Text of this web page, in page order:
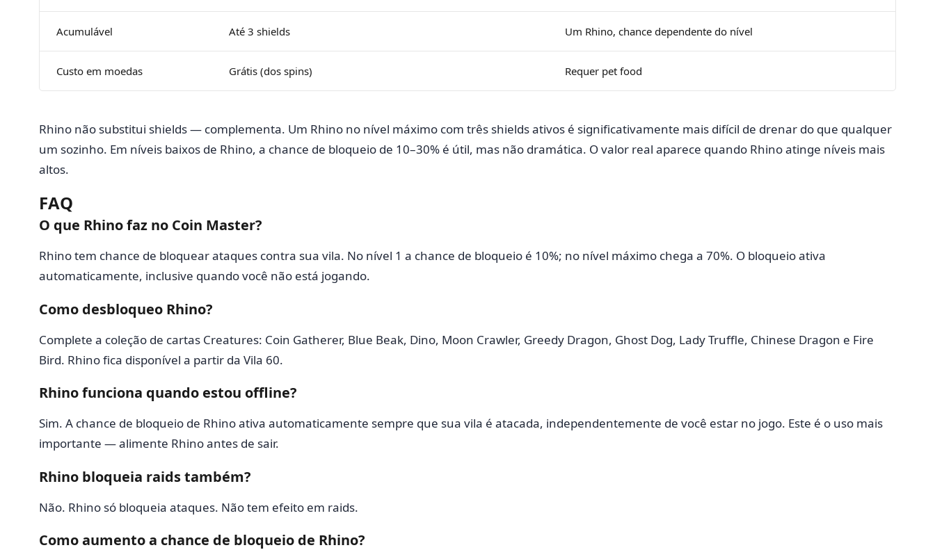
Acumulável Até 3 shields Um Rhino, chance dependente do nível
Custo em moedas Grátis (dos spins) Requer pet food
Rhino não substitui shields — complementa. Um Rhino no nível máximo com três shields ativos é significativamente mais difícil de drenar do que qualquer
um sozinho. Em níveis baixos de Rhino, a chance de bloqueio de 10–30% é útil, mas não dramática. O valor real aparece quando Rhino atinge níveis mais
altos.
FAQ
O que Rhino faz no Coin Master?
Rhino tem chance de bloquear ataques contra sua vila. No nível 1 a chance de bloqueio é 10%; no nível máximo chega a 70%. O bloqueio ativa
automaticamente, inclusive quando você não está jogando.
Como desbloqueo Rhino?
Complete a coleção de cartas Creatures: Coin Gatherer, Blue Beak, Dino, Moon Crawler, Greedy Dragon, Ghost Dog, Lady Truffle, Chinese Dragon e Fire
Bird. Rhino fica disponível a partir da Vila 60.
Rhino funciona quando estou offline?
Sim. A chance de bloqueio de Rhino ativa automaticamente sempre que sua vila é atacada, independentemente de você estar no jogo. Este é o uso mais
importante — alimente Rhino antes de sair.
Rhino bloqueia raids também?
Não. Rhino só bloqueia ataques. Não tem efeito em raids.
Como aumento a chance de bloqueio de Rhino?